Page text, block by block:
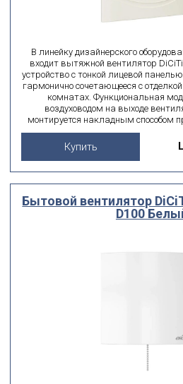
В линейку дизайнерского
входит вытяжной вентилятор
устройство с тонкой лицевой
гармонично сочетающееся с
комнатах. Функциональная
воздуховодом на выходе
монтируется накладным способом
Купить
Бытовой вентилятор
D100